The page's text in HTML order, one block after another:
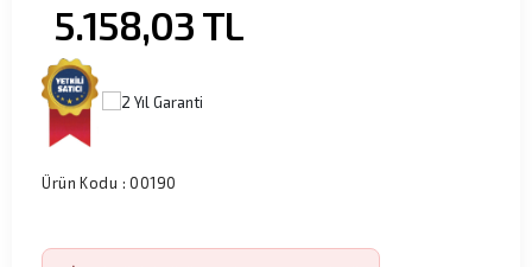
5.158,03 TL
Ürün Kodu : 00190